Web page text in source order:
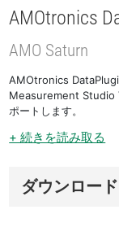
AMOtronics
AMO Saturn
AMOtronics
Measurement Studio
ポートします。
+ 続きを読み取る
ダウンロード